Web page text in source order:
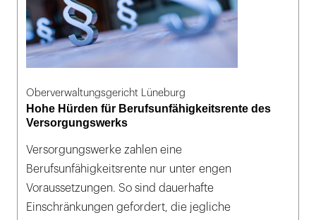
Oberverwaltungsgericht Lüneburg
Hohe Hürden für Berufsunfähigkeitsrente des
Versorgungswerks
Versorgungswerke zahlen eine
Berufsunfähigkeitsrente nur unter engen
Voraussetzungen. So sind dauerhafte
Einschränkungen gefordert, die jegliche